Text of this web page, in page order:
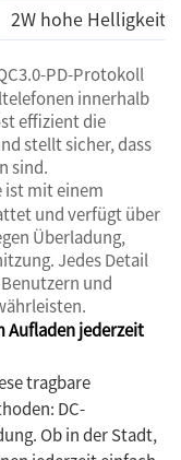
2W hohe Helligkeit
PD-Protokoll
innerhalb
effizient die
stellt sicher, dass
sind.
ist mit einem
und verfügt über
Überladung,
Jedes Detail
und
Aufladen jederzeit
tragbare
DC-
Ob in der Stadt,